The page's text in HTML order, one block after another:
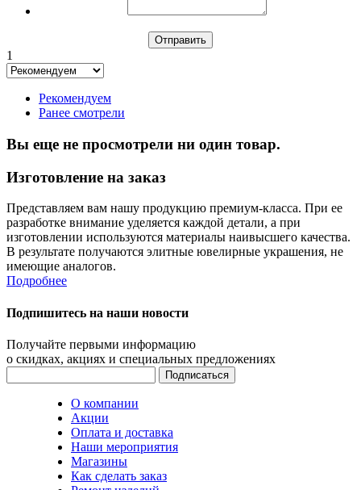
1
Рекомендуем
Ранее смотрели
Вы еще не просмотрели ни один товар.
Изготовление на заказ
Представляем вам нашу продукцию премиум-класса. При ее
разработке внимание уделяется каждой детали, а при
изготовлении используются материалы наивысшего качества.
В результате получаются элитные ювелирные украшения, не
имеющие аналогов.
Подробнее
Подпишитесь на наши новости
Получайте первыми информацию
о скидках, акциях и специальных предложениях
О компании
Акции
Оплата и доставка
Наши мероприятия
Магазины
Как сделать заказ